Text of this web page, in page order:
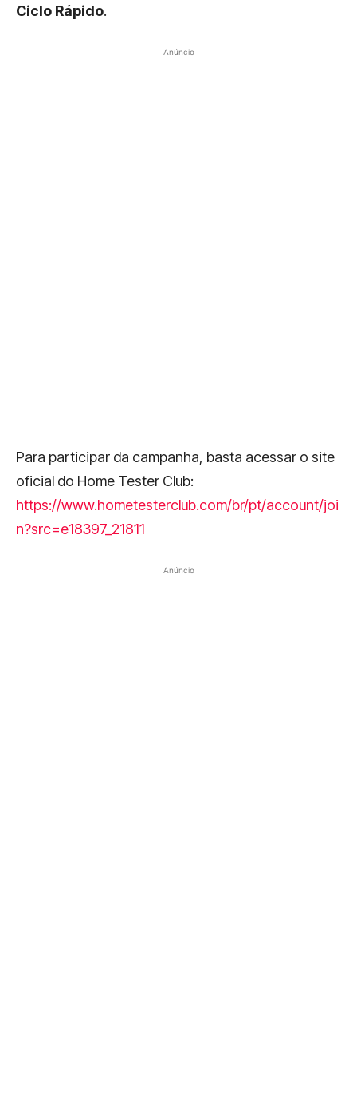
Ciclo Rápido.
Anúncio
Para participar da campanha, basta acessar o site
oficial do Home Tester Club:
https://www.hometesterclub.com/br/pt/account/joi
n?src=e18397_21811
Anúncio